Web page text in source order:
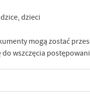
dzieci
mogą zostać
wszczęcia